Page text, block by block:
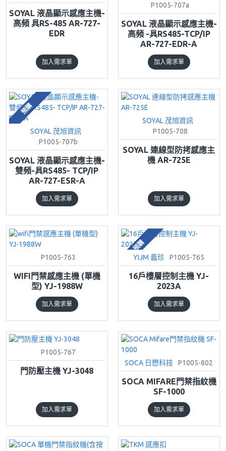
SOYAL 液晶顯示感應主機-
高頻 具RS-485 AR-727-
EDR
加入需求單
P1005-707a
SOYAL 液晶顯示感應主機-
高頻 -具RS485-TCP/IP
AR-727-EDR-A
加入需求單
預購
SOYAL 茂旭資訊
P1005-707b
SOYAL 液晶顯示感應主機-
雙頻-具RS485- TCP/IP
AR-727-ESR-A
加入需求單
SOYAL 茂旭資訊
P1005-708
SOYAL 連線型防拷感應主
機 AR-725E
加入需求單
P1005-763
WIFI門禁感應主機 (單機
型) YJ-1988W
加入需求單
預購
YIJM 義珍 P1005-765
16戶樓層控制主機 YJ-
2023A
加入需求單
P1005-767
門防壓主機 YJ-3048
加入需求單
SOCA 日懋科技 P1005-802
SOCA MIFARE門禁指紋機
SF-1000
加入需求單